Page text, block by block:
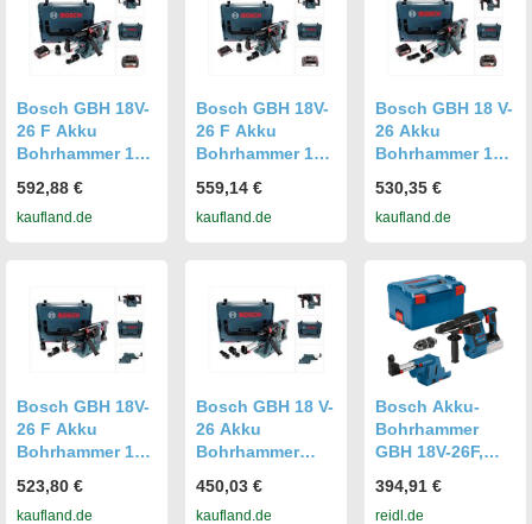
Bosch GBH 18V-
26 F Akku
Bohrhammer 18V
L-Boxx mit GDE
18V-16
592,88 €
kaufland.de
Bosch GBH 18V-
26 F Akku
Bohrhammer 18V
L-Boxx mit GDE
18V-16
559,14 €
kaufland.de
Bosch GBH 18 V-
26 Akku
Bohrhammer 18V
Staubabsaugung
+ 1x Akku 5Ah +
530,35 €
kaufland.de
Bosch GBH 18V-
26 F Akku
Bohrhammer 18V
Solo in L-Boxx
mit
523,80 €
kaufland.de
Bosch GBH 18 V-
26 Akku
Bohrhammer
SDS-Plus + GDE
18V-16
450,03 €
kaufland.de
Bosch Akku-
Bohrhammer
GBH 18V-26F,
Stauabsaugung
GDE, Zubehör, L-
394,91 €
reidl.de